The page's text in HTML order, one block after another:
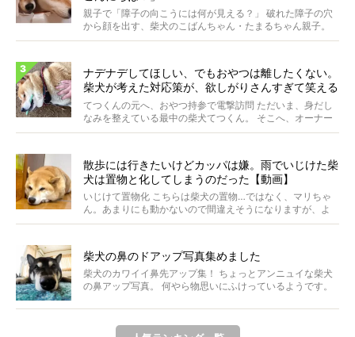
親子で「障子の向こうには何が見える？」 破れた障子の穴
から顔を出す、柴犬のこばんちゃん・たまるちゃん親子。
親子...
ナデナデしてほしい、でもおやつは離したくない。
柴犬が考えた対応策が、欲しがりさんすぎて笑える
【動画】
てつくんの元へ、おやつ持参で電撃訪問 ただいま、身だし
なみを整えている最中の柴犬てつくん。 そこへ、オーナー
さ...
散歩には行きたいけどカッパは嫌。雨でいじけた柴
犬は置物と化してしまうのだった【動画】
いじけて置物化 こちらは柴犬の置物…ではなく、マリちゃ
ん。あまりにも動かないので間違えそうになりますが、よ
く見...
柴犬の鼻のドアップ写真集めました
柴犬のカワイイ鼻先アップ集！ ちょっとアンニュイな柴犬
の鼻アップ写真。 何やら物思いにふけっているようです。